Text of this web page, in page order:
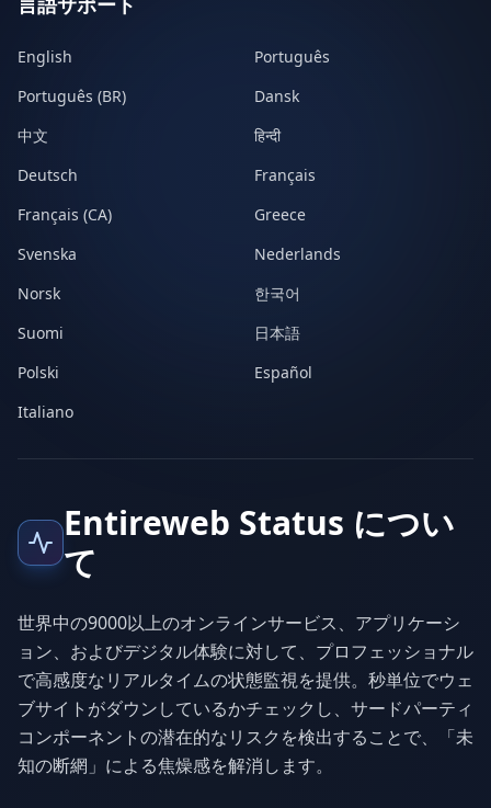
English
Português
Português (BR)
Dansk
中文
हिन्दी
Deutsch
Français
Français (CA)
Greece
Svenska
Nederlands
Norsk
한국어
Suomi
日本語
Polski
Español
Italiano
Entireweb Status につい
て
世界中の9000以上のオンラインサービス、アプリケーシ
ョン、およびデジタル体験に対して、プロフェッショナル
で高感度なリアルタイムの状態監視を提供。秒単位でウェ
ブサイトがダウンしているかチェックし、サードパーティ
コンポーネントの潜在的なリスクを検出することで、「未
知の断網」による焦燥感を解消します。